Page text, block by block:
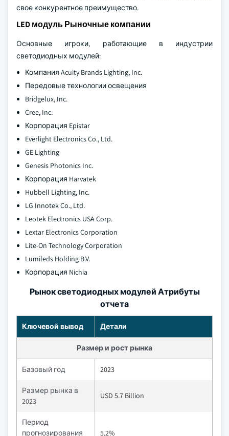
свое конкурентное преимущество.
LED модуль Рыночные компании
Основные игроки, работающие в индустрии
светодиодных модулей:
Компания Acuity Brands Lighting, Inc.
Передовые технологии освещения
Bridgelux, Inc.
Cree, Inc.
Корпорация Epistar
Everlight Electronics Co., Ltd.
GE Lighting
Genesis Photonics Inc.
Корпорация Harvatek
Hubbell Lighting, Inc.
LG Innotek Co., Ltd.
Leotek Electronics USA Corp.
Lextar Electronics Corporation
Lite-On Technology Corporation
Lumileds Holding B.V.
Корпорация Nichia
Рынок светодиодных модулей Атрибуты
отчета
Ключевой вывод Детали
Размер и рост рынка
Базовый год 2023
Размер рынка в
2023
USD 5.7 Billion
Период
прогнозирования
5.2%